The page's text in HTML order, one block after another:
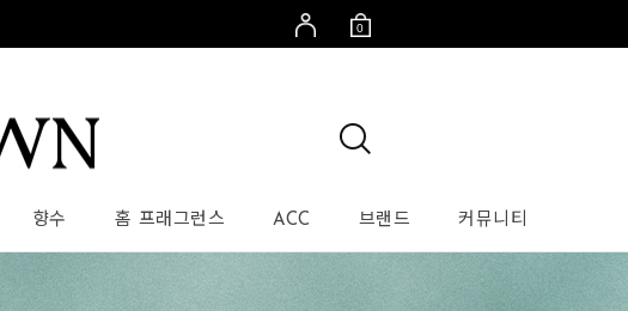
0
향수 홈 프래그런스 ACC 브랜드 커뮤니티